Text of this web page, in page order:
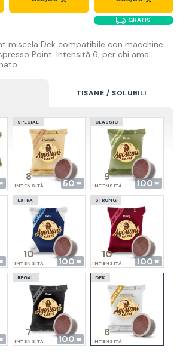
GRATIS
miscela Dek compatibile con macchine
Point. Intensità 6, per chi ama
TISANE / SOLUBILI
SPECIAL
8
INTENSITÀ 50
CLASSIC
9
INTENSITÀ 100
EXTRA
10
INTENSITÀ 100
STRONG
10
INTENSITÀ 100
REGAL
7
INTENSITÀ 100
DEK
6
INTENSITÀ